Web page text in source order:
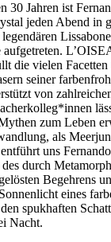
30 Jahren ist
jeden Abend in
aufgetreten.
die vielen Facetten
seiner
von
zum Leben
als
uns
durch
Begehrens
eines
spukhaften
Nacht.